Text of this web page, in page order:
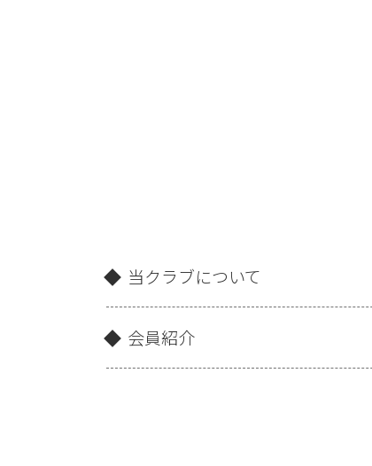
当クラブについて
会員紹介